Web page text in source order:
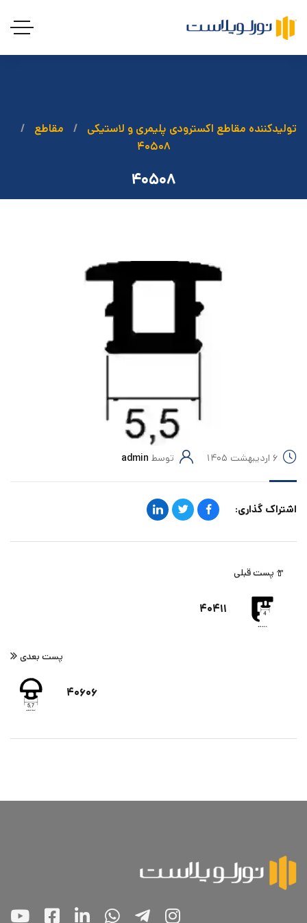
تولیدکننده مقاطع اکسترودی پلیمری و لاستیکی
مقاطع
۴۰۵۰۸
۴۰۵۰۸
۶ اردیبهشت ۱۴۰۵ توسط admin
اشتراک گذاری:
پست قبلی
۴۰۴۱۱
پست بعدی
۴۰۶۰۶